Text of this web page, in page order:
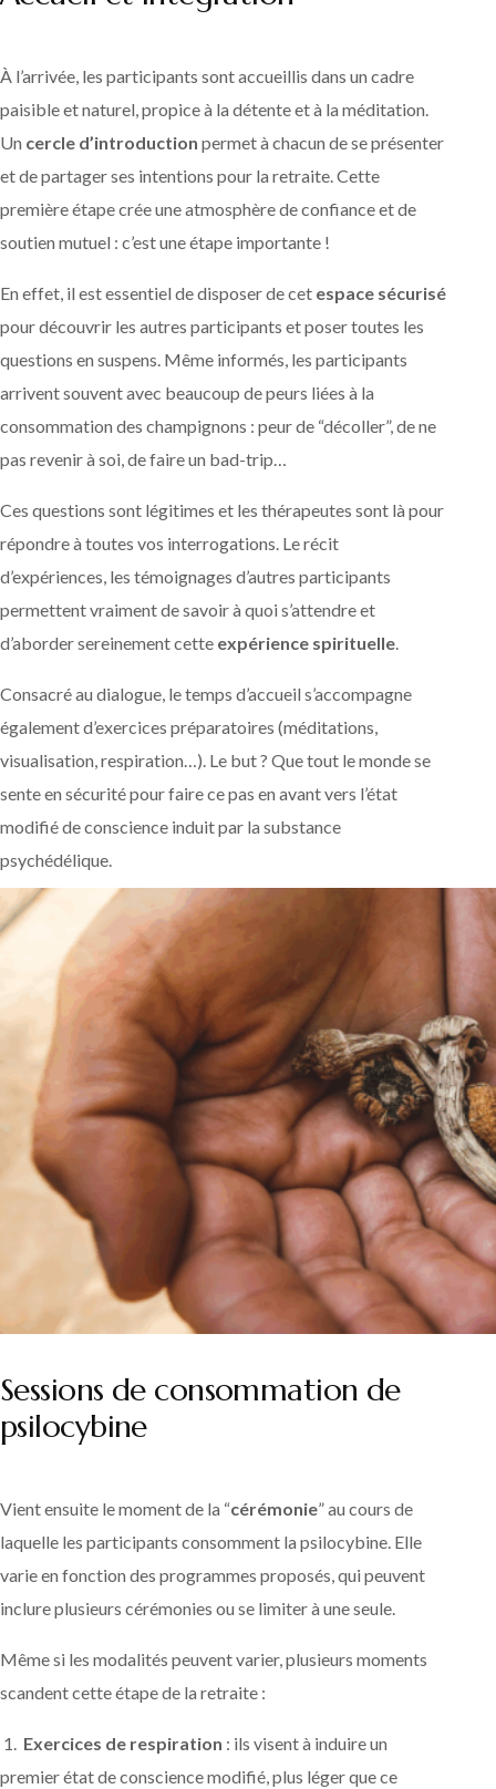
À l’arrivée, les participants sont accueillis dans un cadre
paisible et naturel, propice à la détente et à la méditation.
Un cercle d’introduction permet à chacun de se présenter
et de partager ses intentions pour la retraite. Cette
première étape crée une atmosphère de confiance et de
soutien mutuel : c’est une étape importante !
En effet, il est essentiel de disposer de cet espace sécurisé
pour découvrir les autres participants et poser toutes les
questions en suspens. Même informés, les participants
arrivent souvent avec beaucoup de peurs liées à la
consommation des champignons : peur de “décoller”, de ne
pas revenir à soi, de faire un bad-trip…
Ces questions sont légitimes et les thérapeutes sont là pour
répondre à toutes vos interrogations. Le récit
d’expériences, les témoignages d’autres participants
permettent vraiment de savoir à quoi s’attendre et
d’aborder sereinement cette expérience spirituelle.
Consacré au dialogue, le temps d’accueil s’accompagne
également d’exercices préparatoires (méditations,
visualisation, respiration…). Le but ? Que tout le monde se
sente en sécurité pour faire ce pas en avant vers l’état
modifié de conscience induit par la substance
psychédélique.
Sessions de consommation de
psilocybine
Vient ensuite le moment de la “cérémonie” au cours de
laquelle les participants consomment la psilocybine. Elle
varie en fonction des programmes proposés, qui peuvent
inclure plusieurs cérémonies ou se limiter à une seule.
Même si les modalités peuvent varier, plusieurs moments
scandent cette étape de la retraite :
1. Exercices de respiration : ils visent à induire un
premier état de conscience modifié, plus léger que ce